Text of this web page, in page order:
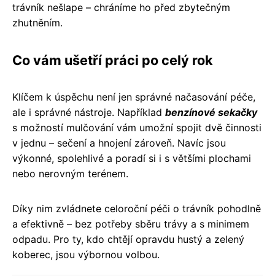
trávník nešlape – chráníme ho před zbytečným
zhutněním.
Co vám ušetří práci po celý rok
Klíčem k úspěchu není jen správné načasování péče,
ale i správné nástroje. Například benzínové sekačky
s možností mulčování vám umožní spojit dvě činnosti
v jednu – sečení a hnojení zároveň. Navíc jsou
výkonné, spolehlivé a poradí si i s většími plochami
nebo nerovným terénem.
Díky nim zvládnete celoroční péči o trávník pohodlně
a efektivně – bez potřeby sběru trávy a s minimem
odpadu. Pro ty, kdo chtějí opravdu hustý a zelený
koberec, jsou výbornou volbou.